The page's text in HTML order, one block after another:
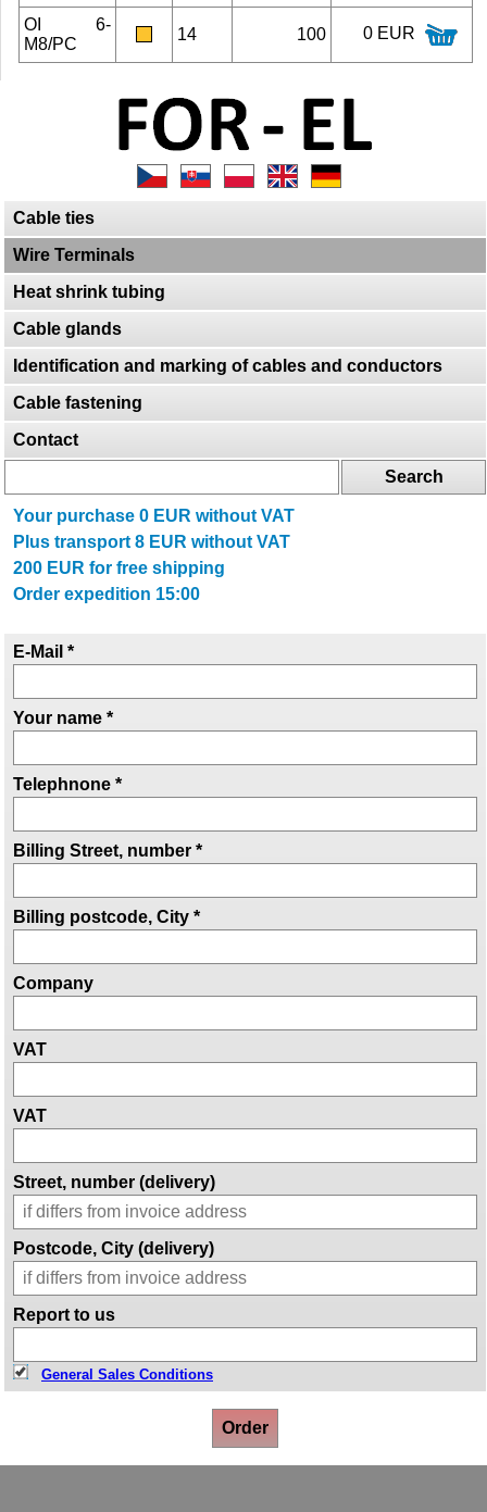
Cable ties
Wire Terminals
Heat shrink tubing
Cable glands
Identification and marking of cables and conductors
Cable fastening
Contact
E-Mail *
Your name *
Telephnone *
Billing Street, number *
Billing postcode, City *
Company
VAT
VAT
Street, number (delivery)
Postcode, City (delivery)
Report to us
General Sales Conditions
Your purchase 0 EUR without VAT
Plus transport 8 EUR without VAT
200 EUR for free shipping
Order expedition 15:00
OI 6-
M8/PC
14 100 0 EUR